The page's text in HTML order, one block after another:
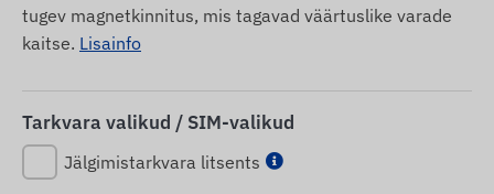
tugev magnetkinnitus, mis tagavad väärtuslike varade
kaitse. Lisainfo
Tarkvara valikud / SIM-valikud
Jälgimistarkvara litsents